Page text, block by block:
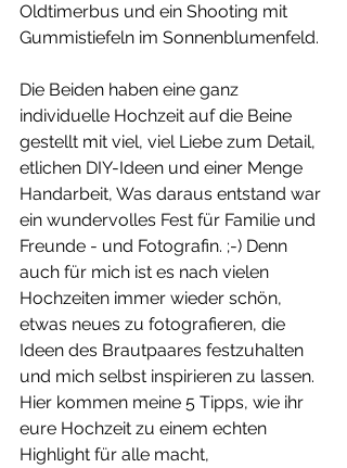
Oldtimerbus und ein Shooting mit
Gummistiefeln im Sonnenblumenfeld.
Die Beiden haben eine ganz
individuelle Hochzeit auf die Beine
gestellt mit viel, viel Liebe zum Detail,
etlichen DIY-Ideen und einer Menge
Handarbeit, Was daraus entstand war
ein wundervolles Fest für Familie und
Freunde - und Fotografin. ;-) Denn
auch für mich ist es nach vielen
Hochzeiten immer wieder schön,
etwas neues zu fotografieren, die
Ideen des Brautpaares festzuhalten
und mich selbst inspirieren zu lassen.
Hier kommen meine 5 Tipps, wie ihr
eure Hochzeit zu einem echten
Highlight für alle macht,